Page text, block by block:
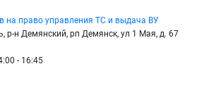
на право управления ТС и выдача ВУ
р-н Демянский, рп Демянск, ул 1 Мая, д. 67
- 16:45